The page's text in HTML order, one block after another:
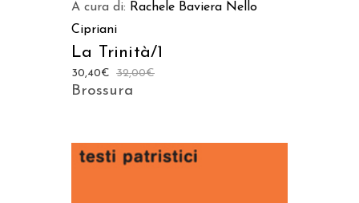
A cura di: Rachele Baviera Nello
Cipriani
La Trinità/1
32,00€
30,40€
Brossura